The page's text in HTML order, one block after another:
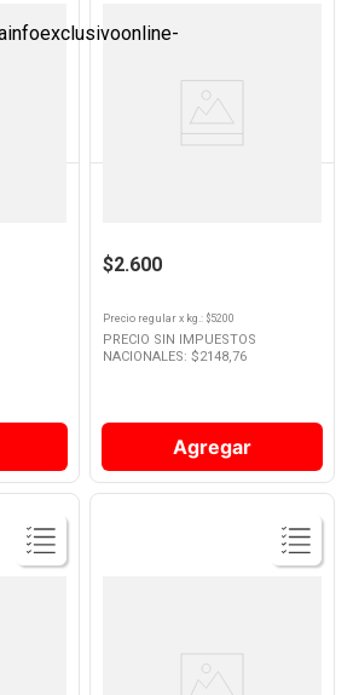
Ver
Producto
$2.600
Precio regularx kg. : $5200
PRECIO SIN IMPUESTOS
NACIONALES: $2148,76
Agregar
Producto